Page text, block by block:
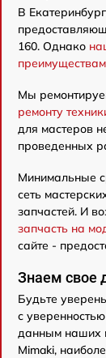
В
160. Однако
Мы
ремонту
для мастеров
проведенных
Минимальные
сеть
запчастей. И
запчасть на
сайте -
Знаем свое
Будьте
с
данным наших
Mimaki,